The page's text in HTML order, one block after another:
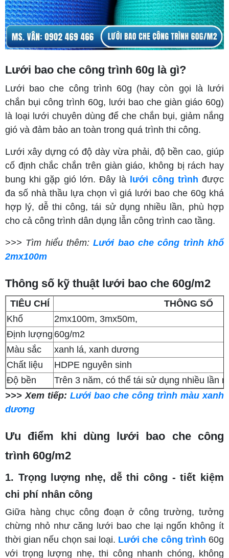
Lưới bao che công trình 60g là gì?
Lưới bao che công trình 60g (hay còn gọi là lưới
chắn bụi công trình 60g, lưới bao che giàn giáo 60g)
là loại lưới chuyên dùng để che chắn bụi, giảm nắng
gió và đảm bảo an toàn trong quá trình thi công.
Lưới xây dựng có độ dày vừa phải, độ bền cao, giúp
cố định chắc chắn trên giàn giáo, không bị rách hay
bung khi gặp gió lớn. Đây là lưới công trình được
đa số nhà thầu lựa chọn vì giá lưới bao che 60g khá
hợp lý, dễ thi công, tái sử dụng nhiều lần, phù hợp
cho cả công trình dân dụng lẫn công trình cao tầng.
>>> Tìm hiểu thêm:Lưới bao che công trình khổ
2mx100m
Thông số kỹ thuật lưới bao che 60g/m2
TIÊU CHÍ
THÔNG SỐ
Khổ
2mx100m, 3mx50m,
Định lượng 60g/m2
Màu sắc
xanh lá, xanh dương
Chất liệu
HDPE nguyên sinh
Độ bền
Trên 3 năm, có thể tái sử dụng nhiều lần
>>> Xem tiếp: Lưới bao che công trình màu xanh
dương
Ưu điểm khi dùng lưới bao che công
trình 60g/m2
1. Trọng lượng nhẹ, dễ thi công - tiết kiệm
chi phí nhân công
Giữa hàng chục công đoạn ở công trường, tưởng
chừng nhỏ như căng lưới bao che lại ngốn không ít
thời gian nếu chọn sai loại. Lưới che công trình 60g
với trọng lượng nhẹ, thi công nhanh chóng, không